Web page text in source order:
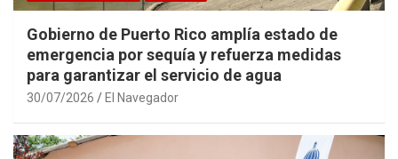
Gobierno de Puerto Rico amplía estado de
emergencia por sequía y refuerza medidas
para garantizar el servicio de agua
30/07/2026 El Navegador